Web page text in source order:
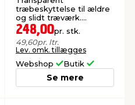
træbeskyttelse til ældre
og slidt træværk.
Oliebaseret.
248,00pr. stk.
49,60pr. ltr.
Lev. omk. tillægges
Webshop Butik
Se mere